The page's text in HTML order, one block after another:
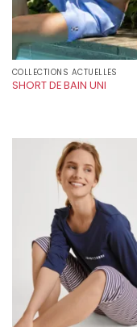
COLLECTIONS ACTUELLES
SHORT DE BAIN UNI